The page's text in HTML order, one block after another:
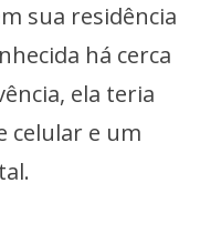
sua residência
há cerca
ela teria
celular e um